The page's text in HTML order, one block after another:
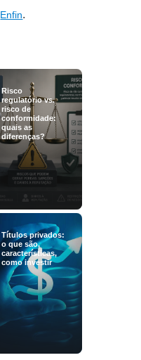
Enfin.
Risco
regulatório vs.
risco de
conformidade:
quais as
diferenças?
Títulos privados:
o que são,
características,
como investir